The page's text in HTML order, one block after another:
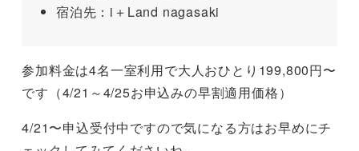
宿泊先：i＋Land nagasaki
参加料金は4名一室利用で大人おひとり199,800円〜
です（4/21～4/25お申込みの早割適用価格）
4/21〜申込受付中ですので気になる方はお早めにチ